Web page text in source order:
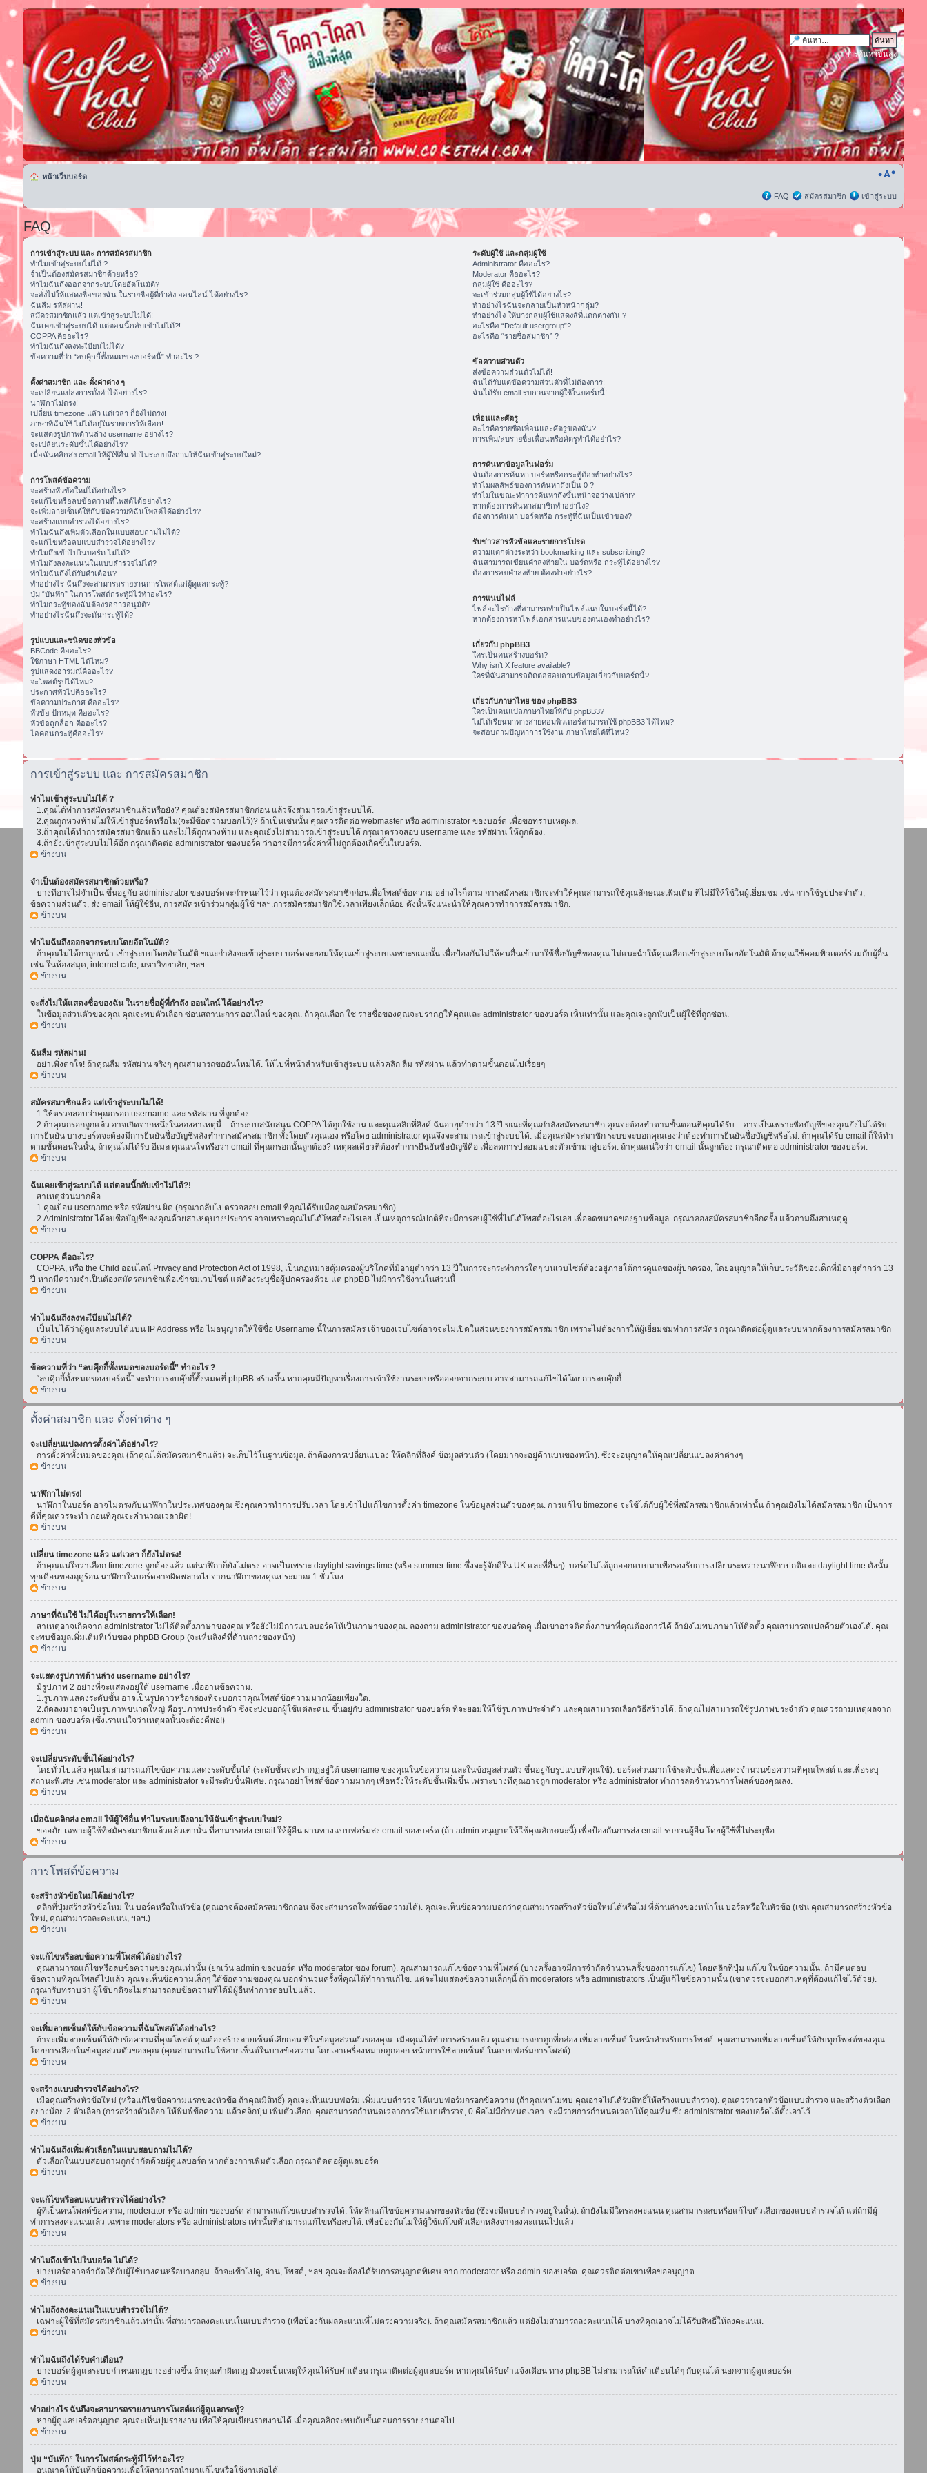
การค้นหาขั้นสูง
หน้าเว็บบอร์ด
FAQ สมัครสมาชิก เข้าสู่ระบบ
FAQ
การเข้าสู่ระบบ และ การสมัครสมาชิก
ทำไมเข้าสู่ระบบไม่ได้ ?
จำเป็นต้องสมัครสมาชิกด้วยหรือ?
ทำไมฉันถึงออกจากระบบโดยอัตโนมัติ?
จะสั่งไม่ให้แสดงชื่อของฉัน ในรายชื่อผู้ที่กำลัง ออนไลน์ ได้อย่างไร?
ฉันลืม รหัสผ่าน!
สมัครสมาชิกแล้ว แต่เข้าสู่ระบบไม่ได้!
ฉันเคยเข้าสู่ระบบได้ แต่ตอนนี้กลับเข้าไม่ได้?!
COPPA คืออะไร?
ทำไมฉันถึงลงทะเีบียนไม่ได้?
ข้อความที่ว่า “ลบคุีกกี้ทั้งหมดของบอร์ดนี้” ทำอะไร ?
ตั้งค่าสมาชิก และ ตั้งค่าต่าง ๆ
จะเปลี่ยนแปลงการตั้งค่าได้อย่างไร?
นาฬิกาไม่ตรง!
เปลี่ยน timezone แล้ว แต่เวลา ก็ยังไม่ตรง!
ภาษาที่ฉันใช้ ไม่ได้อยู่ในรายการให้เลือก!
จะแสดงรูปภาพด้านล่าง username อย่างไร?
จะเปลี่ยนระดับขั้นได้อย่างไร?
เมื่อฉันคลิกส่ง email ให้ผู้ใช้อื่น ทำไมระบบถึงถามให้ฉันเข้าสู่ระบบใหม่?
การโพสต์ข้อความ
จะสร้างหัวข้อใหม่ได้อย่างไร?
จะแก้ไขหรือลบข้อความที่โพสต์ได้อย่างไร?
จะเพิ่มลายเซ็นต์ให้กับข้อความที่ฉันโพสต์ได้อย่างไร?
จะสร้างแบบสำรวจได้อย่างไร?
ทำไมฉันถึงเพิ่มตัวเลือกในแบบสอบถามไม่ได้?
จะแก้ไขหรือลบแบบสำรวจได้อย่างไร?
ทำไมถึงเข้าไปในบอร์ด ไม่ได้?
ทำไมถึงลงคะแนนในแบบสำรวจไม่ได้?
ทำไมฉันถึงได้รับคำเตือน?
ทำอย่างไร ฉันถึงจะสามารถรายงานการโพสต์แก่ผู้ดูแลกระทู้?
ปุ่ม “บันทึก” ในการโพสต์กระทู้มีไว้ทำอะไร?
ทำไมกระทู้ของฉันต้องรอการอนุมัติ?
ทำอย่างไรฉันถึงจะดันกระทู้ได้?
รูปแบบและชนิดของหัวข้อ
BBCode คืออะไร?
ใช้ภาษา HTML ได้ไหม?
รูปแสดงอารมณ์คืออะไร?
จะโพสต์รูปได้ไหม?
ประกาศทั่วไปคืออะไร?
ข้อความประกาศ คืออะไร?
หัวข้อ ปักหมุด คืออะไร?
หัวข้อถูกล็อก คืออะไร?
ไอคอนกระทู้คืออะไร?
ระดับผู้ใช้ และกลุ่มผู้ใช้
Administrator คืออะไร?
Moderator คืออะไร?
กลุ่มผู้ใช้ คืออะไร?
จะเข้าร่วมกลุ่มผู้ใช้ได้อย่างไร?
ทำอย่างไรฉันจะกลายเป็นหัวหน้ากลุ่ม?
ทำอย่างไง ให้บางกลุ่มผู้ใช้แสดงสีที่แตกต่างกัน ?
อะไรคือ “Default usergroup”?
อะไรคือ “รายชื่อสมาชิก” ?
ข้อความส่วนตัว
ส่งข้อความส่วนตัวไม่ได้!
ฉันได้รับแต่ข้อความส่วนตัวที่ไม่ต้องการ!
ฉันได้รับ email รบกวนจากผู้ใช้ในบอร์ดนี้!
เพื่อนและศัตรู
อะไรคือรายชื่อเพื่อนและศัตรูของฉัน?
การเพิ่ม/ลบรายชื่อเพื่อนหรือศัตรูทำได้อย่าไร?
การค้นหาข้อมูลในฟอรั่ม
ฉันต้องการค้นหา บอร์ดหรือกระทู้ต้องทำอย่างไร?
ทำไมผลลัพธ์ของการค้นหาถึงเป็น 0 ?
ทำไมในขณะทำการค้นหาถึงขึ้นหน้าจอว่างเปล่า!?
หากต้องการค้นหาสมาชิกทำอย่าไง?
ต้องการค้นหา บอร์ดหรือ กระทู้ที่ฉันเป็นเข้าของ?
รับข่าวสารหัวข้อและรายการโปรด
ความแตกต่างระหว่า bookmarking และ subscribing?
ฉันสามารถเขียนคำลงท้ายใน บอร์ดหรือ กระทู้ได้อย่างไร?
ต้องการลบคำลงท้าย ต้องทำอย่างไร?
การแนบไฟล์
ไฟล์อะไรบ้างที่สามารถทำเป็นไฟล์แนบในบอร์ดนี้ได้?
หากต้องการหาไฟล์เอกสารแนบของตนเองทำอย่างไร?
เกี่ยวกับ phpBB3
ใครเป็นคนสร้างบอร์ด?
Why isn’t X feature available?
ใครที่ฉันสามารถติดต่อสอบถามข้อมูลเกี่ยวกับบอร์ดนี้?
เกี่ยวกับภาษาไทย ของ phpBB3
ใครเป็นคนแปลภาษาไทยให้กับ phpBB3?
ไม่ได้เรียนมาทางสายคอมพิวเตอร์สามารถใช้ phpBB3 ได้ไหม?
จะสอบถามปัญหาการใช้งาน ภาษาไทยได้ที่ไหน?
การเข้าสู่ระบบ และ การสมัครสมาชิก
ทำไมเข้าสู่ระบบไม่ได้ ?
1.คุณได้ทำการสมัครสมาชิกแล้วหรือยัง? คุณต้องสมัครสมาชิกก่อน แล้วจึงสามารถเข้าสู่ระบบได้.
2.คุณถูกหวงห้ามไม่ให้เข้าสู่บอร์ดหรือไม่(จะมีข้อความบอกไว้)? ถ้าเป็นเช่นนั้น คุณควรติดต่อ webmaster หรือ administrator ของบอร์ด เพื่อขอทราบเหตุผล.
3.ถ้าคุณได้ทำการสมัครสมาชิกแล้ว และไม่ได้ถูกหวงห้าม และคุณยังไม่สามารถเข้าสู่ระบบได้ กรุณาตรวจสอบ username และ รหัสผ่าน ให้ถูกต้อง.
4.ถ้ายังเข้าสู่ระบบไม่ได้อีก กรุณาติดต่อ administrator ของบอร์ด ว่าอาจมีการตั้งค่าที่ไม่ถูกต้องเกิดขึ้นในบอร์ด.
ข้างบน
จำเป็นต้องสมัครสมาชิกด้วยหรือ?
บางทีอาจไม่จำเป็น ขึ้นอยู่กับ administrator ของบอร์ดจะกำหนดไว้ว่า คุณต้องสมัครสมาชิกก่อนเพื่อโพสต์ข้อความ อย่างไรก็ตาม การสมัครสมาชิกจะทำให้คุณสามารถใช้คุณลักษณะเพิ่มเติม ที่ไม่มีให้ใช้ในผู้เยี่ยมชม เช่น การใช้รูปประจำตัว,
ข้อความส่วนตัว, ส่ง email ให้ผู้ใช้อื่น, การสมัครเข้าร่วมกลุ่มผู้ใช้ ฯลฯ.การสมัครสมาชิกใช้เวลาเพียงเล็กน้อย ดังนั้นจึงแนะนำให้คุณควรทำการสมัครสมาชิก.
ข้างบน
ทำไมฉันถึงออกจากระบบโดยอัตโนมัติ?
ถ้าคุณไม่ได้กาถูกหน้า เข้าสู่ระบบโดยอัตโนมัติ ขณะกำลังจะเข้าสู่ระบบ บอร์ดจะยอมให้คุณเข้าสู่ระบบเฉพาะขณะนั้น เพื่อป้องกันไม่ให้คนอื่นเข้ามาใช้ชื่อบัญชีของคุณ.ไม่แนะนำให้คุณเลือกเข้าสู่ระบบโดยอัตโนมัติ ถ้าคุณใช้คอมพิวเตอร์ร่วมกับผู้อื่น
เช่น ในห้องสมุด, internet cafe, มหาวิทยาลัย, ฯลฯ
ข้างบน
จะสั่งไม่ให้แสดงชื่อของฉัน ในรายชื่อผู้ที่กำลัง ออนไลน์ ได้อย่างไร?
ในข้อมูลส่วนตัวของคุณ คุณจะพบตัวเลือก ซ่อนสถานะการ ออนไลน์ ของคุณ. ถ้าคุณเลือก ใช่ รายชื่อของคุณจะปรากฏให้คุณและ administrator ของบอร์ด เห็นเท่านั้น และคุณจะถูกนับเป็นผู้ใช้ที่ถูกซ่อน.
ข้างบน
ฉันลืม รหัสผ่าน!
อย่าเพิ่งตกใจ! ถ้าคุณลืม รหัสผ่าน จริงๆ คุณสามารถขออันใหม่ได้. ให้ไปที่หน้าสำหรับเข้าสู่ระบบ แล้วคลิก ลืม รหัสผ่าน แล้วทำตามขั้นตอนไปเรื่อยๆ
ข้างบน
สมัครสมาชิกแล้ว แต่เข้าสู่ระบบไม่ได้!
1.ให้ตรวจสอบว่าคุณกรอก username และ รหัสผ่าน ที่ถูกต้อง.
2.ถ้าคุณกรอกถูกแล้ว อาจเกิดจากหนึ่งในสองสาเหตุนี้. - ถ้าระบบสนับสนุน COPPA ได้ถูกใช้งาน และคุณคลิกที่ลิงค์ ฉันอายุต่ำกว่า 13 ปี ขณะที่คุณกำลังสมัครสมาชิก คุณจะต้องทำตามขั้นตอนที่คุณได้รับ. - อาจเป็นเพราะชื่อบัญชีของคุณยังไม่ได้รับ
การยืนยัน บางบอร์ดจะต้องมีการยืนยันชื่อบัญชีหลังทำการสมัครสมาชิก ทั้งโดยตัวคุณเอง หรือโดย administrator คุณจึงจะสามารถเข้าสู่ระบบได้. เมื่อคุณสมัครสมาชิก ระบบจะบอกคุณเองว่าต้องทำการยืนยันชื่อบัญชีหรือไม่. ถ้าคุณได้รับ email ก็ให้ทำ
ตามขั้นตอนในนั้น, ถ้าคุณไม่ได้รับ อีเมล คุณแน่ใจหรือว่า email ที่คุณกรอกนั้นถูกต้อง? เหตุผลเดียวที่ต้องทำการยืนยันชื่อบัญชีคือ เพื่อลดการปลอมแปลงตัวเข้ามาสู่บอร์ด. ถ้าคุณแน่ใจว่า email นั้นถูกต้อง กรุณาติดต่อ administrator ของบอร์ด.
ข้างบน
ฉันเคยเข้าสู่ระบบได้ แต่ตอนนี้กลับเข้าไม่ได้?!
สาเหตุส่วนมากคือ
1.คุณป้อน username หรือ รหัสผ่าน ผิด (กรุณากลับไปตรวจสอบ email ที่คุณได้รับเมื่อคุณสมัครสมาชิก)
2.Administrator ได้ลบชื่อบัญชีของคุณด้วยสาเหตุบางประการ อาจเพราะคุณไม่ได้โพสต์อะไรเลย เป็นเหตุการณ์ปกติที่จะมีการลบผู้ใช้ที่ไม่ได้โพสต์อะไรเลย เพื่อลดขนาดของฐานข้อมูล. กรุณาลองสมัครสมาชิกอีกครั้ง แล้วถามถึงสาเหตุดู.
ข้างบน
COPPA คืออะไร?
COPPA, หรือ the Child ออนไลน์ Privacy and Protection Act of 1998, เป็นกฏหมายคุ้มครองผู้บริโภคที่มีอายุต่ำกว่า 13 ปีในการจะกระทำการใดๆ บนเวบไซต์ต้องอยู่ภายใต้การดูแลของผู้ปกครอง, โดยอนุญาตให้เก็บประวัติของเด็กที่มีอายุต่ำกว่า 13
ปี หากมีความจำเป็นต้องสมัครสมาชิกเพื่อเข้าชมเวบไซต์ แต่ต้องระบุชื่อผู้ปกครองด้วย แต่ phpBB ไม่มีการใช้งานในส่วนนี้
ข้างบน
ทำไมฉันถึงลงทะเีบียนไม่ได้?
เป็นไปได้ว่าผู้ดูแลระบบได้แบน IP Address หรือ ไม่อนุญาตให้ใช้ชื่อ Username นี้ในการสมัคร เจ้าของเวบไซต์อาจจะไม่เปิดในส่วนของการสมัครสมาชิก เพราะไม่ต้องการให้ผู้เยี่ยมชมทำการสมัคร กรุณาติดต่อผู็ดูแลระบบหากต้องการสมัครสมาชิก
ข้างบน
ข้อความที่ว่า “ลบคุีกกี้ทั้งหมดของบอร์ดนี้” ทำอะไร ?
“ลบคุีกกี้ทั้งหมดของบอร์ดนี้” จะทำการลบคุ๊กกี๊ทั้งหมดที่ phpBB สร้างขึ้น หากคุณมีปัญหาเรื่องการเข้าใช้งานระบบหรือออกจากระบบ อาจสามารถแก้ไขได้โดยการลบคุ๊กกี้
ข้างบน
ตั้งค่าสมาชิก และ ตั้งค่าต่าง ๆ
จะเปลี่ยนแปลงการตั้งค่าได้อย่างไร?
การตั้งค่าทั้งหมดของคุณ (ถ้าคุณได้สมัครสมาชิกแล้ว) จะเก็บไว้ในฐานข้อมูล. ถ้าต้องการเปลี่ยนแปลง ให้คลิกที่ลิงค์ ข้อมูลส่วนตัว (โดยมากจะอยู่ด้านบนของหน้า). ซึ่งจะอนุญาตให้คุณเปลี่ยนแปลงค่าต่างๆ
ข้างบน
นาฬิกาไม่ตรง!
นาฬิกาในบอร์ด อาจไม่ตรงกับนาฬิกาในประเทศของคุณ ซึ่งคุณควรทำการปรับเวลา โดยเข้าไปแก้ไขการตั้งค่า timezone ในข้อมูลส่วนตัวของคุณ. การแก้ไข timezone จะใช้ได้กับผู้ใช้ที่สมัครสมาชิกแล้วเท่านั้น ถ้าคุณยังไม่ได้สมัครสมาชิก เป็นการ
ดีที่คุณควรจะทำ ก่อนที่คุณจะคำนวณเวลาผิด!
ข้างบน
เปลี่ยน timezone แล้ว แต่เวลา ก็ยังไม่ตรง!
ถ้าคุณแน่ใจว่าเลือก timezone ถูกต้องแล้ว แต่นาฬิกาก็ยังไม่ตรง อาจเป็นเพราะ daylight savings time (หรือ summer time ซึ่งจะรู้จักดีใน UK และที่อื่นๆ). บอร์ดไม่ได้ถูกออกแบบมาเพื่อรองรับการเปลี่ยนระหว่างนาฬิกาปกติและ daylight time ดังนั้น
ทุกเดือนของฤดูร้อน นาฬิกาในบอร์ดอาจผิดพลาดไปจากนาฬิกาของคุณประมาณ 1 ชั่วโมง.
ข้างบน
ภาษาที่ฉันใช้ ไม่ได้อยู่ในรายการให้เลือก!
สาเหตุอาจเกิดจาก administrator ไม่ได้ติดตั้งภาษาของคุณ หรือยังไม่มีการแปลบอร์ดให้เป็นภาษาของคุณ. ลองถาม administrator ของบอร์ดดู เผื่อเขาอาจติดตั้งภาษาที่คุณต้องการได้ ถ้ายังไม่พบภาษาให้ติดตั้ง คุณสามารถแปลด้วยตัวเองได้. คุณ
จะพบข้อมูลเพิ่มเติมที่เว็บของ phpBB Group (จะเห็นลิงค์ที่ด้านล่างของหน้า)
ข้างบน
จะแสดงรูปภาพด้านล่าง username อย่างไร?
มีรูปภาพ 2 อย่างที่จะแสดงอยู่ใต้ username เมื่ออ่านข้อความ.
1.รูปภาพแสดงระดับขั้น อาจเป็นรูปดาวหรือกล่องที่จะบอกว่าคุณโพสต์ข้อความมากน้อยเพียงใด.
2.ถัดลงมาอาจเป็นรูปภาพขนาดใหญ่ คือรูปภาพประจำตัว ซึ่งจะบ่งบอกผู้ใช้แต่ละคน. ขึ้นอยู่กับ administrator ของบอร์ด ที่จะยอมให้ใช้รูปภาพประจำตัว และคุณสามารถเลือกวิธีสร้างได้. ถ้าคุณไม่สามารถใช้รูปภาพประจำตัว คุณควรถามเหตุผลจาก
admin ของบอร์ด (ซึ่งเราแน่ใจว่าเหตุผลนั้นจะต้องดีพอ!)
ข้างบน
จะเปลี่ยนระดับขั้นได้อย่างไร?
โดยทั่วไปแล้ว คุณไม่สามารถแก้ไขข้อความแสดงระดับขั้นได้ (ระดับขั้นจะปรากฏอยู่ใต้ username ของคุณในข้อความ และในข้อมูลส่วนตัว ขึ้นอยู่กับรูปแบบที่คุณใช้). บอร์ดส่วนมากใช้ระดับขั้นเพื่อแสดงจำนวนข้อความที่คุณโพสต์ และเพื่อระบุ
สถานะพิเศษ เช่น moderator และ administrator จะมีระดับขั้นพิเศษ. กรุณาอย่าโพสต์ข้อความมากๆ เพื่อหวังให้ระดับขั้นเพิ่มขึ้น เพราะบางทีคุณอาจถูก moderator หรือ administrator ทำการลดจำนวนการโพสต์ของคุณลง.
ข้างบน
เมื่อฉันคลิกส่ง email ให้ผู้ใช้อื่น ทำไมระบบถึงถามให้ฉันเข้าสู่ระบบใหม่?
ขออภัย เฉพาะผู้ใช้ที่สมัครสมาชิกแล้วแล้วเท่านั้น ที่สามารถส่ง email ให้ผู้อื่น ผ่านทางแบบฟอร์มส่ง email ของบอร์ด (ถ้า admin อนุญาตให้ใช้คุณลักษณะนี้) เพื่อป้องกันการส่ง email รบกวนผู้อื่น โดยผู้ใช้ที่ไม่ระบุชื่อ.
ข้างบน
การโพสต์ข้อความ
จะสร้างหัวข้อใหม่ได้อย่างไร?
คลิกที่ปุ่มสร้างหัวข้อใหม่ ใน บอร์ดหรือในหัวข้อ (คุณอาจต้องสมัครสมาชิกก่อน จึงจะสามารถโพสต์ข้อความได้). คุณจะเห็นข้อความบอกว่าคุณสามารถสร้างหัวข้อใหม่ได้หรือไม่ ที่ด้านล่างของหน้าใน บอร์ดหรือในหัวข้อ (เช่น คุณสามารถสร้างหัวข้อ
ใหม่, คุณสามารถละคะแนน, ฯลฯ.)
ข้างบน
จะแก้ไขหรือลบข้อความที่โพสต์ได้อย่างไร?
คุณสามารถแก้ไขหรือลบข้อความของคุณเท่านั้น (ยกเว้น admin ของบอร์ด หรือ moderator ของ forum). คุณสามารถแก้ไขข้อความที่โพสต์ (บางครั้งอาจมีการจำกัดจำนวนครั้งของการแก้ไข) โดยคลิกที่ปุ่ม แก้ไข ในข้อความนั้น. ถ้ามีคนตอบ
ข้อความที่คุณโพสต์ไปแล้ว คุณจะเห็นข้อความเล็กๆ ใต้ข้อความของคุณ บอกจำนวนครั้งที่คุณได้ทำการแก้ไข. แต่จะไม่แสดงข้อความเล็กๆนี้ ถ้า moderators หรือ administrators เป็นผู้แก้ไขข้อความนั้น (เขาควรจะบอกสาเหตุที่ต้องแก้ไขไว้ด้วย).
กรุณารับทราบว่า ผู้ใช้ปกติจะไม่สามารถลบข้อความที่ได้มีผู้อื่นทำการตอบไปแล้ว.
ข้างบน
จะเพิ่มลายเซ็นต์ให้กับข้อความที่ฉันโพสต์ได้อย่างไร?
ถ้าจะเพิ่มลายเซ็นต์ให้กับข้อความที่คุณโพสต์ คุณต้องสร้างลายเซ็นต์เสียก่อน ที่ในข้อมูลส่วนตัวของคุณ. เมื่อคุณได้ทำการสร้างแล้ว คุณสามารถกาถูกที่กล่อง เพิ่มลายเซ็นต์ ในหน้าสำหรับการโพสต์. คุณสามารถเพิ่มลายเซ็นต์ให้กับทุกโพสต์ของคุณ
โดยการเลือกในข้อมูลส่วนตัวของคุณ (คุณสามารถไม่ใช้ลายเซ็นต์ในบางข้อความ โดยเอาเครื่องหมายถูกออก หน้าการใช้ลายเซ็นต์ ในแบบฟอร์มการโพสต์)
ข้างบน
จะสร้างแบบสำรวจได้อย่างไร?
เมื่อคุณสร้างหัวข้อใหม่ (หรือแก้ไขข้อความแรกของหัวข้อ ถ้าคุณมีสิทธิ์) คุณจะเห็นแบบฟอร์ม เพิ่มแบบสำรวจ ใต้แบบฟอร์มกรอกข้อความ (ถ้าคุณหาไม่พบ คุณอาจไม่ได้รับสิทธิ์ให้สร้างแบบสำรวจ). คุณควรกรอกหัวข้อแบบสำรวจ และสร้างตัวเลือก
อย่างน้อย 2 ตัวเลือก (การสร้างตัวเลือก ให้พิมพ์ข้อความ แล้วคลิกปุ่ม เพิ่มตัวเลือก. คุณสามารถกำหนดเวลาการใช้แบบสำรวจ, 0 คือไม่มีกำหนดเวลา. จะมีรายการกำหนดเวลาให้คุณเห็น ซึ่ง administrator ของบอร์ดได้ตั้งเอาไว้
ข้างบน
ทำไมฉันถึงเพิ่มตัวเลือกในแบบสอบถามไม่ได้?
ตัวเลือกในแบบสอบถามถูกจำกัดด้วยผู้ดูแลบอร์ด หากต้องการเพิ่มตัวเลือก กรุณาติดต่อผู้ดูแลบอร์ด
ข้างบน
จะแก้ไขหรือลบแบบสำรวจได้อย่างไร?
ผู้ที่เป็นคนโพสต์ข้อความ, moderator หรือ admin ของบอร์ด สามารถแก้ไขแบบสำรวจได้. ให้คลิกแก้ไขข้อความแรกของหัวข้อ (ซึ่งจะมีแบบสำรวจอยู่ในนั้น). ถ้ายังไม่มีใครลงคะแนน คุณสามารถลบหรือแก้ไขตัวเลือกของแบบสำรวจได้ แต่ถ้ามีผู้
ทำการลงคะแนนแล้ว เฉพาะ moderators หรือ administrators เท่านั้นที่สามารถแก้ไขหรือลบได้. เพื่อป้องกันไม่ให้ผู้ใช้แก้ไขตัวเลือกหลังจากลงคะแนนไปแล้ว
ข้างบน
ทำไมถึงเข้าไปในบอร์ด ไม่ได้?
บางบอร์ดอาจจำกัดให้กับผู้ใช้บางคนหรือบางกลุ่ม. ถ้าจะเข้าไปดู, อ่าน, โพสต์, ฯลฯ คุณจะต้องได้รับการอนุญาตพิเศษ จาก moderator หรือ admin ของบอร์ด. คุณควรติดต่อเขาเพื่อขออนุญาต
ข้างบน
ทำไมถึงลงคะแนนในแบบสำรวจไม่ได้?
เฉพาะผู้ใช้ที่สมัครสมาชิกแล้วเท่านั้น ที่สามารถลงคะแนนในแบบสำรวจ (เพื่อป้องกันผลคะแนนที่ไม่ตรงความจริง). ถ้าคุณสมัครสมาชิกแล้ว แต่ยังไม่สามารถลงคะแนนได้ บางทีคุณอาจไม่ได้รับสิทธิ์ให้ลงคะแนน.
ข้างบน
ทำไมฉันถึงได้รับคำเตือน?
บางบอร์ดผู้ดูแลระบบกำหนดกฏบางอย่างขึ้น ถ้าคุณทำผิดกฏ มันจะเป็นเหตุให้คุณได้รับคำเตือน กรุณาติดต่อผู้ดูแลบอร์ด หากคุณได้รับคำแจ้งเตือน ทาง phpBB ไม่สามารถให้คำเตือนได้ๆ กับคุณได้ นอกจากผู้ดูแลบอร์ด
ข้างบน
ทำอย่างไร ฉันถึงจะสามารถรายงานการโพสต์แก่ผู้ดูแลกระทู้?
หากผู้ดูแลบอร์ดอนุญาต คุณจะเห็นปุ่มรายงาน เพื่อให้คุณเขียนรายงานได้ เมื่อคุณคลิกจะพบกับขั้นตอนการรายงานต่อไป
ข้างบน
ปุ่ม “บันทึก” ในการโพสต์กระทู้มีไว้ทำอะไร?
อนุณาตให้บันทึกข้อความเพื่อให้สามารถนำมาแก้ไขหรือใช้งานต่อได้